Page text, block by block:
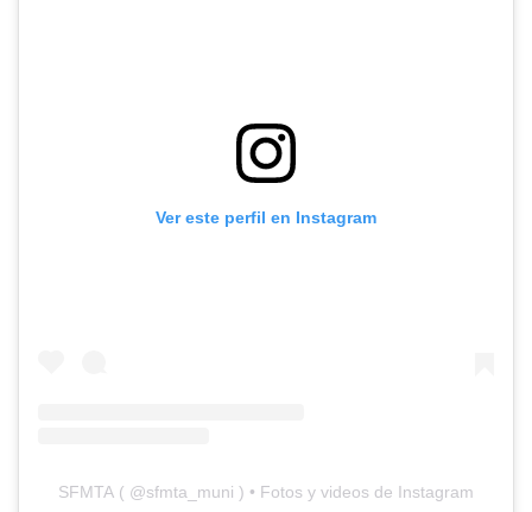
Ver este perfil en Instagram
SFMTA ( @sfmta_muni ) • Fotos y videos de Instagram